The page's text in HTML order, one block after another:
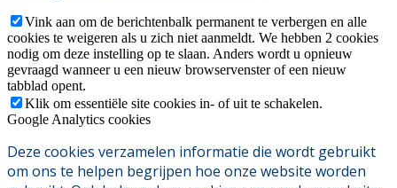
Vink aan om de berichtenbalk permanent te verbergen en alle
cookies te weigeren als u zich niet aanmeldt. We hebben 2 cookies
nodig om deze instelling op te slaan. Anders wordt u opnieuw
gevraagd wanneer u een nieuw browservenster of een nieuw
tabblad opent.
Klik om essentiële site cookies in- of uit te schakelen.
Google Analytics cookies
Deze cookies verzamelen informatie die wordt gebruikt
om ons te helpen begrijpen hoe onze website worden